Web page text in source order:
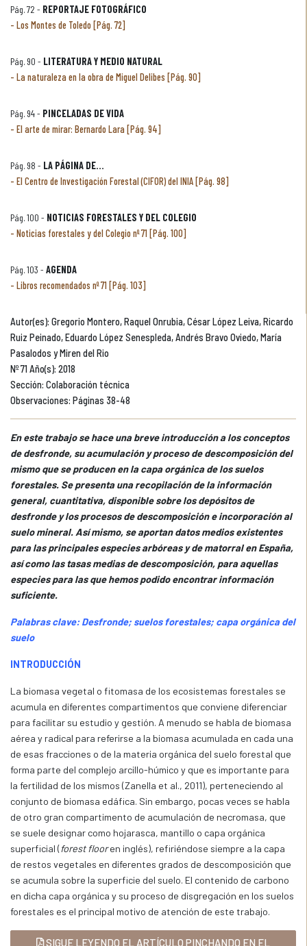
Pág. 72 - REPORTAJE FOTOGRÁFICO
Los Montes de Toledo [Pág. 72]
Pág. 90 - LITERATURA Y MEDIO NATURAL
La naturaleza en la obra de Miguel Delibes [Pág. 90]
Pág. 94 - PINCELADAS DE VIDA
El arte de mirar: Bernardo Lara [Pág. 94]
Pág. 98 - LA PÁGINA DE...
El Centro de Investigación Forestal (CIFOR) del INIA [Pág. 98]
Pág. 100 - NOTICIAS FORESTALES Y DEL COLEGIO
Noticias forestales y del Colegio nº 71 [Pág. 100]
Pág. 103 - AGENDA
Libros recomendados nº 71 [Pág. 103]
Autor(es): Gregorio Montero, Raquel Onrubia, César López Leiva, Ricardo
Ruiz Peinado, Eduardo López Senespleda, Andrés Bravo Oviedo, María
Pasalodos y Miren del Rio
Nº 71 Año(s): 2018
Sección: Colaboración técnica
Observaciones: Páginas 38-48
En este trabajo se hace una breve introducción a los conceptos
de desfronde, su acumulación y proceso de descomposición del
mismo que se producen en la capa orgánica de los suelos
forestales. Se presenta una recopilación de la información
general, cuantitativa, disponible sobre los depósitos de
desfronde y los procesos de descomposición e incorporación al
suelo mineral. Así mismo, se aportan datos medios existentes
para las principales especies arbóreas y de matorral en España,
así como las tasas medias de descomposición, para aquellas
especies para las que hemos podido encontrar información
suficiente.
Palabras clave: Desfronde; suelos forestales; capa orgánica del
suelo
INTRODUCCIÓN
La biomasa vegetal o fitomasa de los ecosistemas forestales se
acumula en diferentes compartimentos que conviene diferenciar
para facilitar su estudio y gestión. A menudo se habla de biomasa
aérea y radical para referirse a la biomasa acumulada en cada una
de esas fracciones o de la materia orgánica del suelo forestal que
forma parte del complejo arcillo-húmico y que es importante para
la fertilidad de los mismos (Zanella et al., 2011), perteneciendo al
conjunto de biomasa edáfica. Sin embargo, pocas veces se habla
de otro gran compartimento de acumulación de necromasa, que
se suele designar como hojarasca, mantillo o capa orgánica
superficial (forest flooren inglés), refiriéndose siempre a la capa
de restos vegetales en diferentes grados de descomposición que
se acumula sobre la superficie del suelo. El contenido de carbono
en dicha capa orgánica y su proceso de disgregación en los suelos
forestales es el principal motivo de atención de este trabajo.
SIGUE LEYENDO EL ARTÍCULO PINCHANDO EN EL